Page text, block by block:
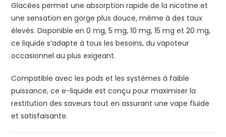
Glacées permet une absorption rapide de la nicotine et
une sensation en gorge plus douce, même à des taux
élevés. Disponible en 0 mg, 5 mg, 10 mg, 15 mg et 20 mg,
ce liquide s’adapte à tous les besoins, du vapoteur
occasionnel au plus exigeant.
Compatible avec les pods et les systèmes à faible
puissance, ce e-liquide est conçu pour maximiser la
restitution des saveurs tout en assurant une vape fluide
et satisfaisante.